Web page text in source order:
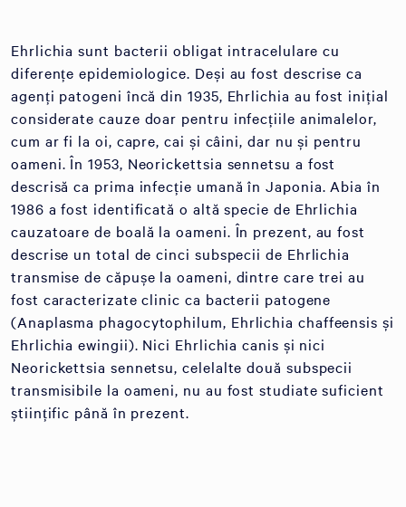
Ehrlichia sunt bacterii obligat intracelulare cu
diferențe epidemiologice. Deși au fost descrise ca
agenți patogeni încă din 1935, Ehrlichia au fost inițial
considerate cauze doar pentru infecțiile animalelor,
cum ar fi la oi, capre, cai și câini, dar nu și pentru
oameni. În 1953, Neorickettsia sennetsu a fost
descrisă ca prima infecție umană în Japonia. Abia în
1986 a fost identificată o altă specie de Ehrlichia
cauzatoare de boală la oameni. În prezent, au fost
descrise un total de cinci subspecii de Ehrlichia
transmise de căpușe la oameni, dintre care trei au
fost caracterizate clinic ca bacterii patogene
(Anaplasma phagocytophilum, Ehrlichia chaffeensis și
Ehrlichia ewingii). Nici Ehrlichia canis și nici
Neorickettsia sennetsu, celelalte două subspecii
transmisibile la oameni, nu au fost studiate suficient
științific până în prezent.